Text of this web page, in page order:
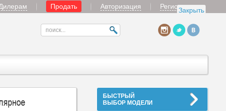
Закрыть
Продать Авторизация Регистрация
БЫСТРЫЙ
ВЫБОР МОДЕЛИ